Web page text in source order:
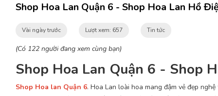
Shop Hoa Lan Quận 6 - Shop Hoa Lan Hồ
Vài ngày trước Lượt xem: 657 Tin tức
(Có 122 người đang xem cùng bạn)
Shop Hoa Lan Quận 6 - Shop
Shop Hoa lan Quận 6. Hoa Lan loài hoa mang đậm vẻ đẹp